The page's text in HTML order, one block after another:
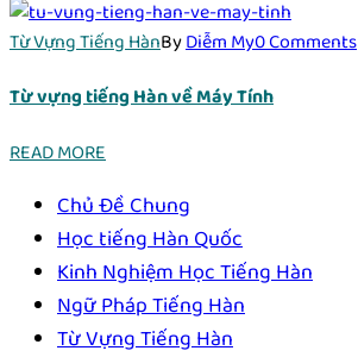
Từ Vựng Tiếng HànByDiễm My0 Comments
Từ vựng tiếng Hàn về Máy Tính
READ MORE
Chủ Đề Chung
Học tiếng Hàn Quốc
Kinh Nghiệm Học Tiếng Hàn
Ngữ Pháp Tiếng Hàn
Từ Vựng Tiếng Hàn